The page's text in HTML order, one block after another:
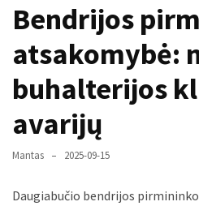
tarnaus
dešimtmečius
Mašininis
vertimas
dokumentai:
Bendrijos
atsakomybė:
buhalterijos
avarijų
Mantas 2025-09-15
Daugiabučio bendrijos